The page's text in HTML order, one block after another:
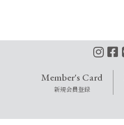
Member's Card
新規会員登録